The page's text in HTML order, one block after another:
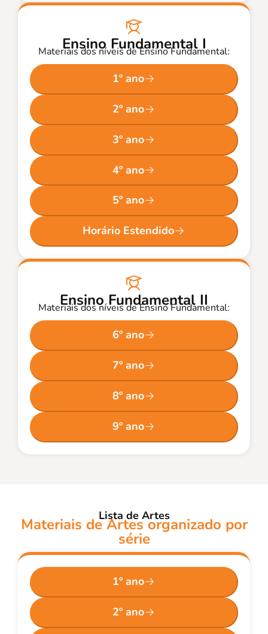
Ensino Fundamental I
Materiais dos níveis de Ensino Fundamental:
1º ano
2º ano
3º ano
4º ano
5º ano
Horário Estendido
Ensino Fundamental II
Materiais dos níveis de Ensino Fundamental:
6º ano
7º ano
8º ano
9º ano
Lista de Artes
Materiais de Artes organizado por
série
1º ano
2º ano